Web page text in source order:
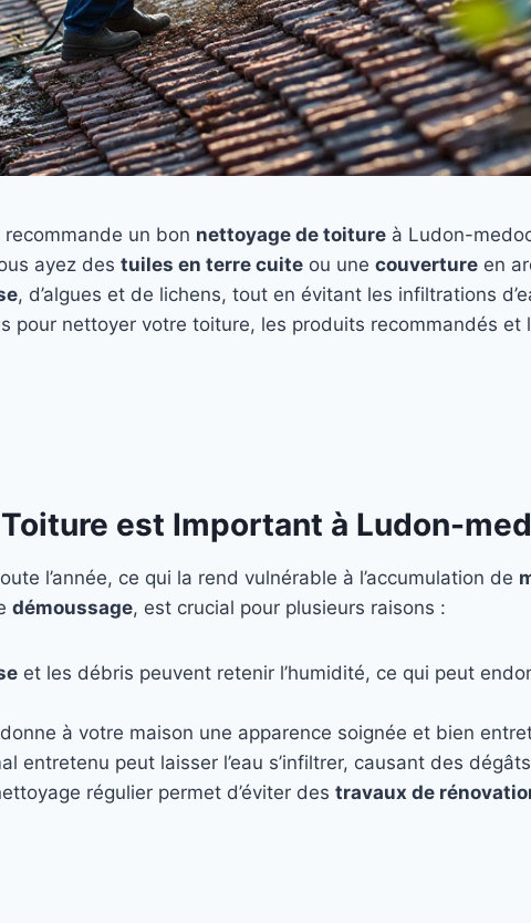
recommande un bon nettoyage de toiture à Ludon-
ayez des tuiles en terre cuite ou une couverture en
, d’algues et de lichens, tout en évitant les infiltrations
pour nettoyer votre toiture, les produits recommandés et
est Important à Ludon-
l’année, ce qui la rend vulnérable à l’accumulation de
démoussage, est crucial pour plusieurs raisons :
et les débris peuvent retenir l’humidité, ce qui peut
à votre maison une apparence soignée et bien
entretenu peut laisser l’eau s’infiltrer, causant des
régulier permet d’éviter des travaux de